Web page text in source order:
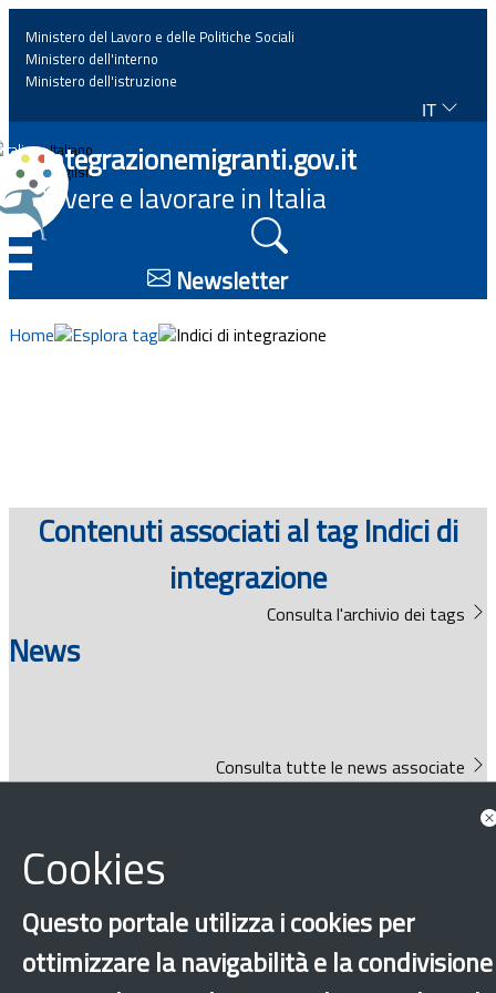
Home
News
Approfondimenti
Eventi
Documenti
Guide
Ministero del Lavoro e delle Politiche Sociali
Ministero dell'interno
Ministero dell'istruzione
IT
Italiano
English
Integrazionemigranti.gov.it
Vivere e lavorare in Italia
Newsletter
Home Esplora tag Indici di integrazione
Contenuti associati al tag Indici di
integrazione
Consulta l'archivio dei tags
News
Consulta tutte le news associate
Approfondimenti
Cookies
Questo portale utilizza i cookies per
ottimizzare la navigabilità e la condivisione